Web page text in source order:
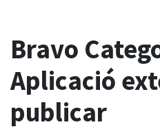
Bravo
Aplicació
publicar